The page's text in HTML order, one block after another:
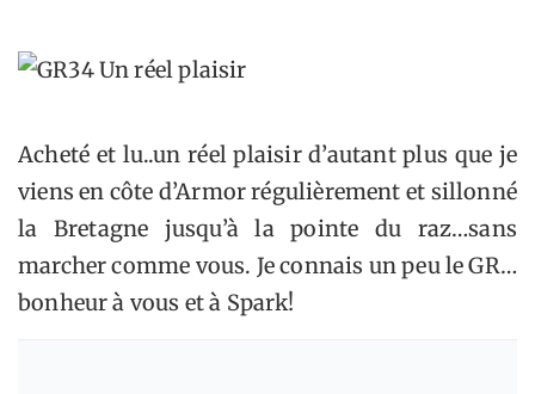
Acheté et lu..un réel plaisir d’autant plus que je
viens en côte d’Armor régulièrement et sillonné
la Bretagne jusqu’à la pointe du raz…sans
marcher comme vous. Je connais un peu le GR…
bonheur à vous et à Spark!